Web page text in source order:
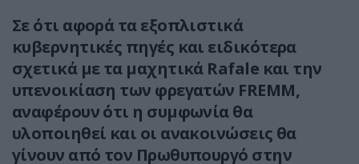
Σε ότι αφορά τα εξοπλιστικά
κυβερνητικές πηγές και ειδικότερα
σχετικά με τα μαχητικά Rafale και την
υπενοικίαση των φρεγατών FREMM,
αναφέρουν ότι η συμφωνία θα
υλοποιηθεί και οι ανακοινώσεις θα
γίνουν από τον Πρωθυπουργό στην